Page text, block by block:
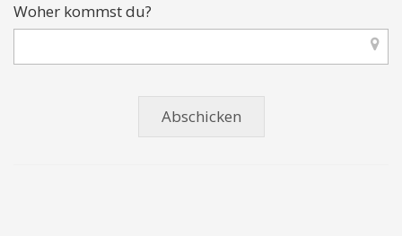
Woher kommst du?